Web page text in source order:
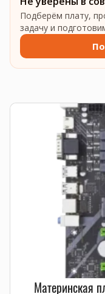
Подберём плату,
задачу и
Материнская